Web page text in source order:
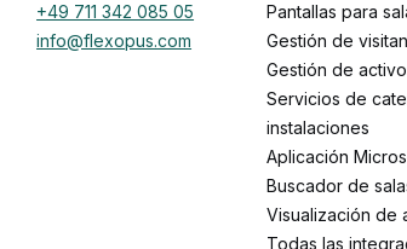
+49 711 342 085 05
info@flexopus.com
Pantallas para
Gestión de
Gestión de
Servicios de catering e
instalaciones
Aplicación
Buscador de
Visualización de
Todas las